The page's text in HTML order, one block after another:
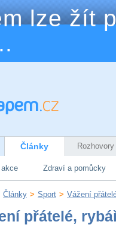
lze žít
Články Rozhovory
akce Zdraví a pomůcky
Články > Sport > Vážení
přátelé,